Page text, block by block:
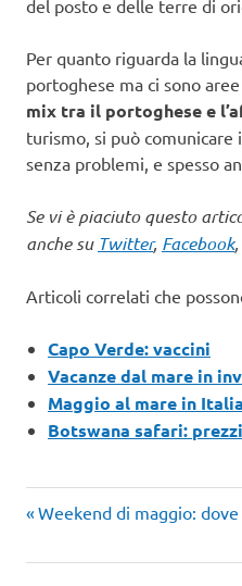
del posto e delle terre di
Per quanto riguarda la
portoghese ma ci sono
mix tra il portoghese e
turismo, si può comunicare
senza problemi, e spesso
Se vi è piaciuto questo
anche su Twitter, Facebook,
Articoli correlati che
Capo Verde: vaccini
Vacanze dal mare in
Maggio al mare in Italia
Botswana safari:
Navigazione
articoli
Articolo
Weekend di maggio: dove